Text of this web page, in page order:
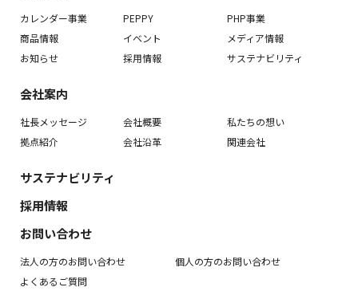
カレンダー事業 PEPPY
PHP事業
商品情報
イベント
メディア情報
お知らせ
採用情報 サステナビリティ
会社案内
社長メッセージ 会社概要
私たちの想い
拠点紹介
会社沿革 関連会社
サステナビリティ
採用情報
お問い合わせ
法人の方のお問い合わせ
個人の方のお問い合わせ
よくあるご質問